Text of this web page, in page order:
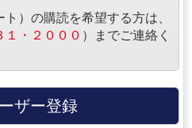
）の購読を希望する方は、
１・２０００ ）までご連絡く
ザー登録